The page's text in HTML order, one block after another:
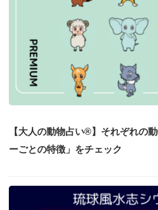
【大人の動物占い®】それぞれの
ーごとの特徴」をチェック